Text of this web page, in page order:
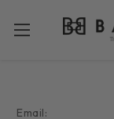
Email: